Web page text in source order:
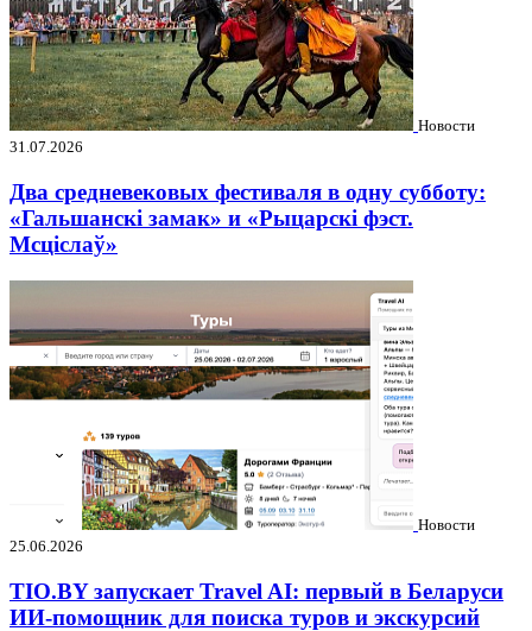
Новости
31.07.2026
Два средневековых фестиваля в одну субботу:
«Гальшанскі замак» и «Рыцарскі фэст.
Мсціслаў»
Новости
25.06.2026
TIO.BY запускает Travel AI: первый в Беларуси
ИИ-помощник для поиска туров и экскурсий